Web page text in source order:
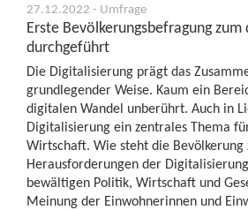
27.12.2022 - Umfrage
Erste Bevölkerungsbefragung
durchgeführt
Die Digitalisierung prägt das
grundlegender Weise. Kaum ein
digitalen Wandel unberührt. Auch in
Digitalisierung ein zentrales Thema
Wirtschaft. Wie steht die Bevölkerung
Herausforderungen der
bewältigen Politik, Wirtschaft und
Meinung der Einwohnerinnen und